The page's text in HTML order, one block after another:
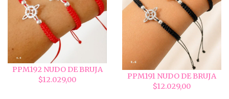
PPM192 NUDO DE BRUJA
$12.029,00
PPM191 NUDO DE BRUJA
$12.029,00